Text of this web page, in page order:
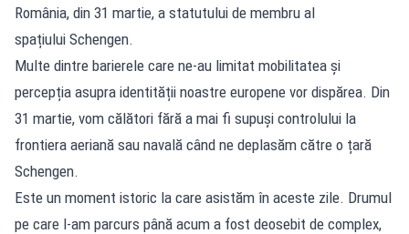
România, din 31 martie, a statutului de membru al
spațiului Schengen.
Multe dintre barierele care ne-au limitat mobilitatea și
percepția asupra identității noastre europene vor dispărea. Din
31 martie, vom călători fără a mai fi supuși controlului la
frontiera aeriană sau navală când ne deplasăm către o țară
Schengen.
Este un moment istoric la care asistăm în aceste zile. Drumul
pe care l-am parcurs până acum a fost deosebit de complex,